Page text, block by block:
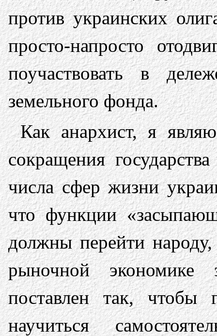
против украинских
просто-напросто
поучаствовать в
земельного фонда.
Как анархист, я
сокращения
числа сфер жизни
что функции
должны перейти
рыночной экономике
поставлен так, чтобы
научиться